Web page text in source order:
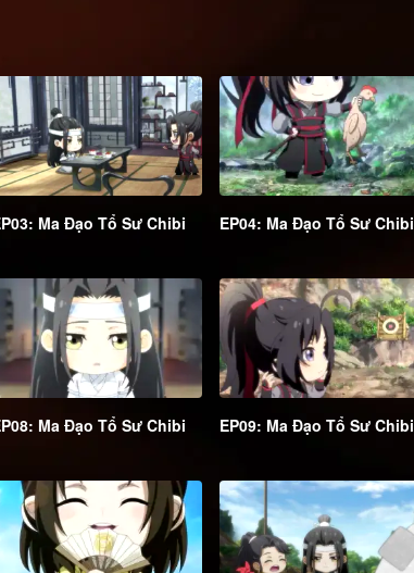
Ma Đạo Tổ Sư Chibi EP04: Ma Đạo Tổ Sư Chibi
Ma Đạo Tổ Sư Chibi EP09: Ma Đạo Tổ Sư Chibi